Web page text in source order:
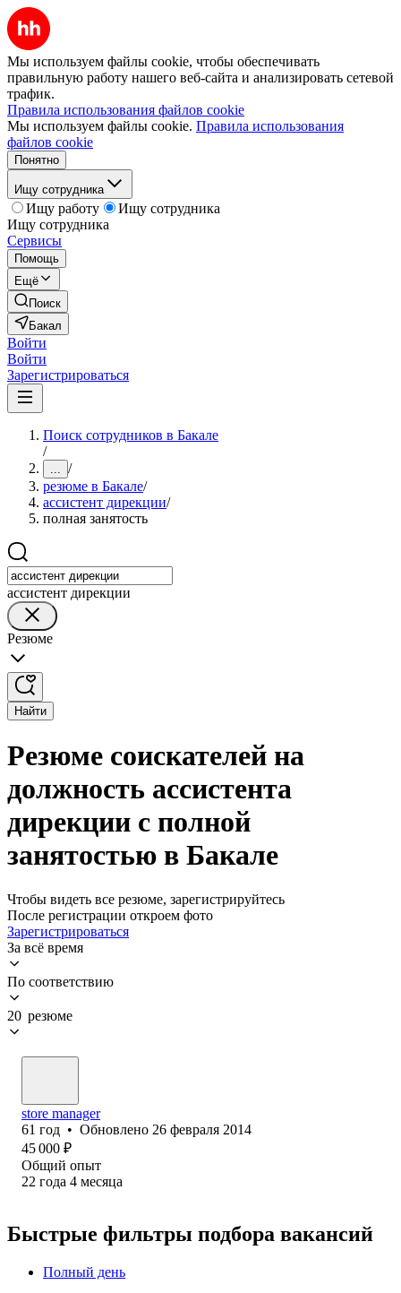
Мы используем файлы cookie, чтобы обеспечивать
правильную работу нашего веб-сайта и анализировать сетевой
трафик.
Правила использования файлов cookie
Мы используем файлы cookie. Правила использования
файлов cookie
Понятно
Ищу сотрудника
Ищу работу
Ищу сотрудника
Ищу сотрудника
Сервисы
Помощь
Ещё
Поиск
Бакал
Войти
Войти
Зарегистрироваться
Поиск сотрудников в Бакале
/
... /
резюме в Бакале/
ассистент дирекции/
полная занятость
ассистент дирекции
Резюме
Найти
Резюме соискателей на
должность ассистента
дирекции с полной
занятостью в Бакале
Чтобы видеть все резюме, зарегистрируйтесь
После регистрации откроем фото
Зарегистрироваться
За всё время
По соответствию
20 резюме
store manager
61 год • Обновлено 26 февраля 2014
45 000 ₽
Общий опыт
22 года 4 месяца
Быстрые фильтры подбора вакансий
Полный день